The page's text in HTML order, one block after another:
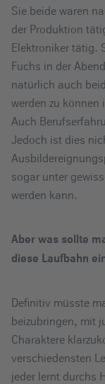
Sie beide waren
der Produktion
Elektroniker tätig.
Fuchs in der
natürlich auch
werden zu können
Auch
Jedoch ist dies
sogar unter
werden kann.
Aber was sollte
diese Laufbahn
Definitiv müsste
beizubringen, mit
Charaktere
verschiedensten
jeder lernt durchs